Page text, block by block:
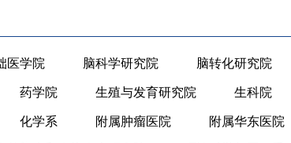
医学院 脑科学研究院 脑转化研究院
药学院 生殖与发育研究院 生科院
化学系 附属肿瘤医院 附属华东医院